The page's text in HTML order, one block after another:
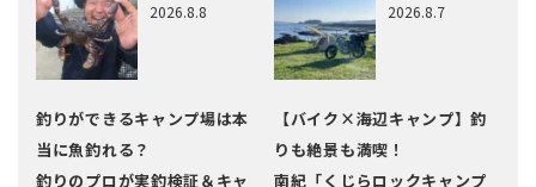
2026.8.8
釣りができるキャンプ場は本
当に魚釣れる？
釣りのプロが実釣検証＆キャ
2026.8.7
【バイク×海辺キャンプ】釣
りも絶景も満喫！
南紀「くじらロックキャンプ